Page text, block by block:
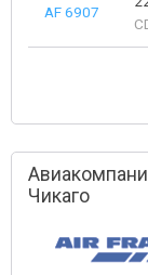
AF 6907
Чикаго